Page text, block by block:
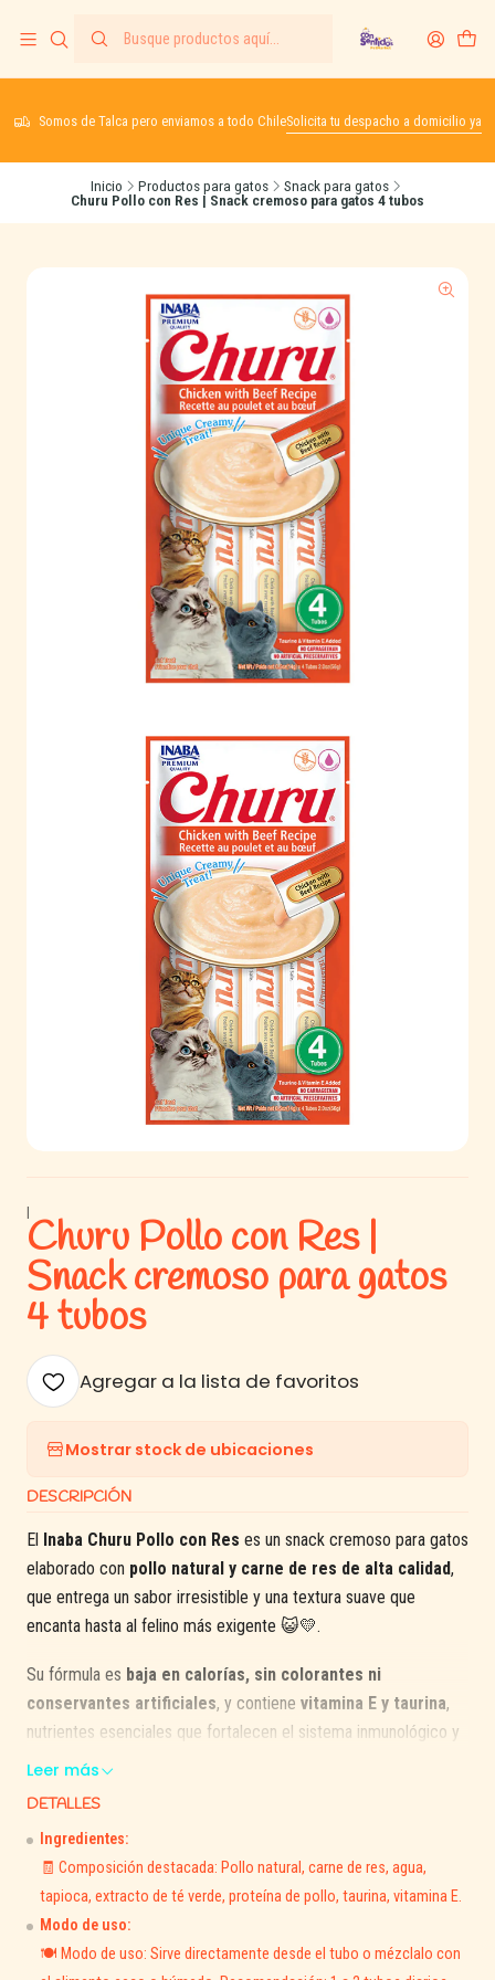
Somos de Talca pero enviamos a todo ChileSolicita tu despacho a domicilio ya
Inicio Productos para gatos
Snack para gatos
Churu Pollo con Res | Snack cremoso para gatos 4 tubos
|
Churu Pollo con Res |
Snack cremoso para gatos
4 tubos
Agregar a la lista de favoritos
Mostrar stock de ubicaciones
DESCRIPCIÓN
El Inaba Churu Pollo con Res es un snack cremoso para gatos
elaborado con pollo natural y carne de res de alta calidad,
que entrega un sabor irresistible y una textura suave que
encanta hasta al felino más exigente 😺💛.
Su fórmula es baja en calorías, sin colorantes ni
conservantes artificiales, y contiene vitamina E y taurina,
nutrientes esenciales que fortalecen el sistema inmunológico y
favorecen una vida saludable.
Ideal para usar como premio, complemento o para fortalecer el
vínculo con tu gato. También puede mezclarse con el alimento
seco o húmedo para mejorar su palatabilidad.
🌿Beneficios principales:
Leer más
DETALLES
Ingredientes:
🧾 Composición destacada: Pollo natural, carne de res, agua,
tapioca, extracto de té verde, proteína de pollo, taurina, vitamina E.
Modo de uso:
🍽️ Modo de uso: Sirve directamente desde el tubo o mézclalo con